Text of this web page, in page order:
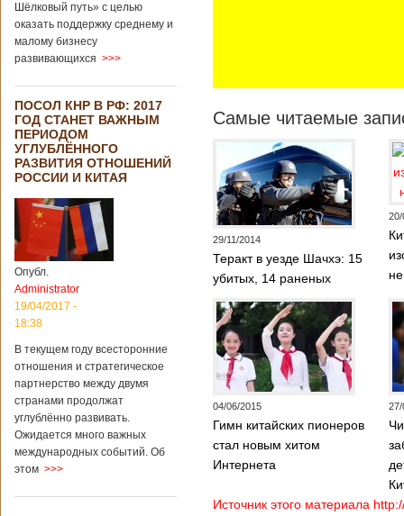
Шёлковый путь» с целью
оказать поддержку среднему и
малому бизнесу
развивающихся >>>
ПОСОЛ КНР В РФ: 2017
ГОД СТАНЕТ ВАЖНЫМ
ПЕРИОДОМ
УГЛУБЛЁННОГО
РАЗВИТИЯ ОТНОШЕНИЙ
РОССИИ И КИТАЯ
Опубл.
Administrator
19/04/2017 -
18:38
В текущем году всесторонние
отношения и стратегическое
партнерство между двумя
странами продолжат
углублённо развивать.
Ожидается много важных
международных событий. Об
этом >>>
Самые читаемые
29/11/2014
Теракт в уезде Шачхэ: 15
убитых, 14 раненых
20/
04/06/2015
Гимн китайских пионеров
стал новым хитом
Интернета
27/
Источник этого материала